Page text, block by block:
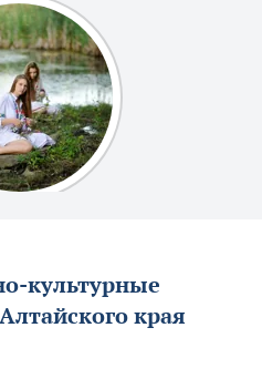
культурные
края